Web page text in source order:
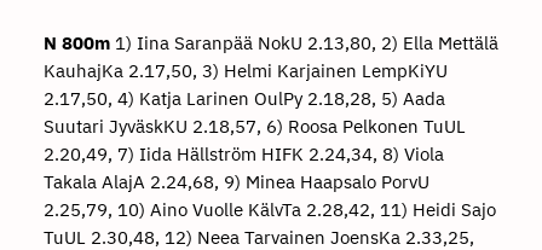
N 800m1) Iina Saranpää NokU 2.13,80, 2) Ella Mettälä
KauhajKa 2.17,50, 3) Helmi Karjainen LempKiYU
2.17,50, 4) Katja Larinen OulPy 2.18,28, 5) Aada
Suutari JyväskKU 2.18,57, 6) Roosa Pelkonen TuUL
2.20,49, 7) Iida Hällström HIFK 2.24,34, 8) Viola
Takala AlajA 2.24,68, 9) Minea Haapsalo PorvU
2.25,79, 10) Aino Vuolle KälvTa 2.28,42, 11) Heidi Sajo
TuUL 2.30,48, 12) Neea Tarvainen JoensKa 2.33,25,